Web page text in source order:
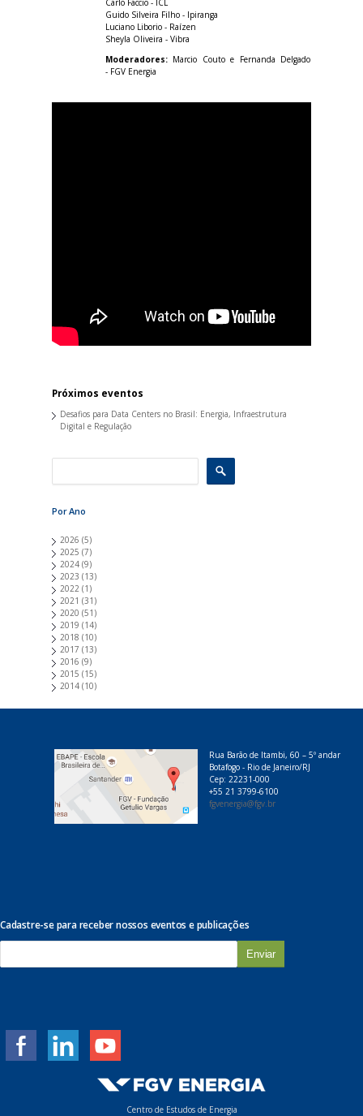
Carlo Faccio - ICL
Guido Silveira Filho - Ipiranga
Luciano Liborio - Raízen
Sheyla Oliveira - Vibra
Moderadores: Marcio Couto e Fernanda Delgado
- FGV Energia
Próximos eventos
Desafios para Data Centers no Brasil: Energia, Infraestrutura
Digital e Regulação
Por Ano
2026 (5)
2025 (7)
2024 (9)
2023 (13)
2022 (1)
2021 (31)
2020 (51)
2019 (14)
2018 (10)
2017 (13)
2016 (9)
2015 (15)
2014 (10)
Rua Barão de Itambi, 60 – 5º andar
Botafogo - Rio de Janeiro/RJ
Cep: 22231-000
+55 21 3799-6100
fgvenergia@fgv.br
Cadastre-se para receber nossos eventos e publicações
m
Centro de Estudos de Energia